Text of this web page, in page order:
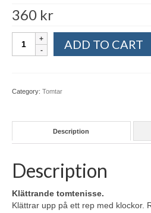
360 kr
Art
ADD TO CART
Category: Tomtar
Description
Description
Klättrande tomtenisse.
Klättrar upp på ett rep med klockor.